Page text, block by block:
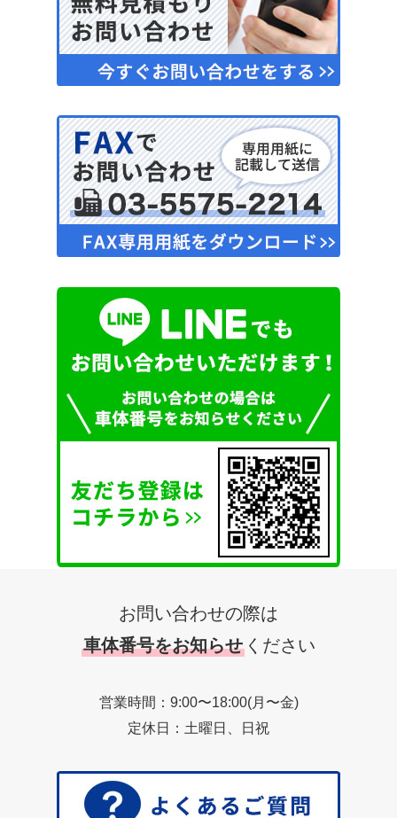
お問い合わせの際は
車体番号をお知らせ ください
営業時間：9:00〜18:00(月〜金)
定休日：土曜日、日祝